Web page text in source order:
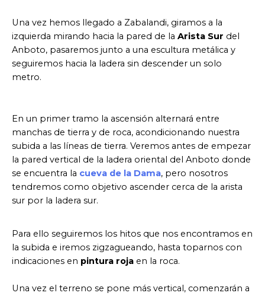
Una vez hemos llegado a Zabalandi, giramos a la
izquierda mirando hacia la pared de la Arista Sur del
Anboto, pasaremos junto a una escultura metálica y
seguiremos hacia la ladera sin descender un solo
metro.
En un primer tramo la ascensión alternará entre
manchas de tierra y de roca, acondicionando nuestra
subida a las líneas de tierra. Veremos antes de empezar
la pared vertical de la ladera oriental del Anboto donde
se encuentra la cueva de la Dama, pero nosotros
tendremos como objetivo ascender cerca de la arista
sur por la ladera sur.
Para ello seguiremos los hitos que nos encontramos en
la subida e iremos zigzagueando, hasta toparnos con
indicaciones en pintura roja en la roca.
Una vez el terreno se pone más vertical, comenzarán a